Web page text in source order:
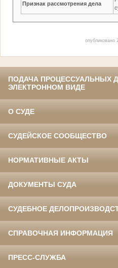
Признак рассмотрения дела
опубликовано
ПОДАЧА ПРОЦЕССУАЛЬНЫХ
ЭЛЕКТРОННОМ ВИДЕ
О СУДЕ
СУДЕЙСКОЕ СООБЩЕСТВО
НОРМАТИВНЫЕ АКТЫ
ДОКУМЕНТЫ СУДА
СУДЕБНОЕ
СПРАВОЧНАЯ ИНФОРМАЦИЯ
ПРЕСС-СЛУЖБА